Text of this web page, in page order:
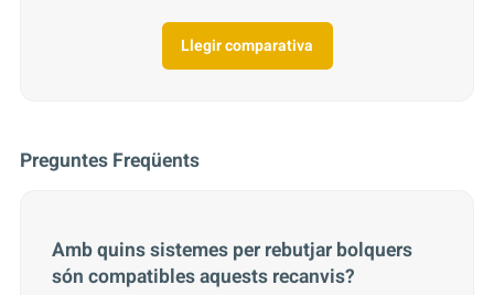
Llegir comparativa
Preguntes Freqüents
Amb quins sistemes per rebutjar bolquers
són compatibles aquests recanvis?